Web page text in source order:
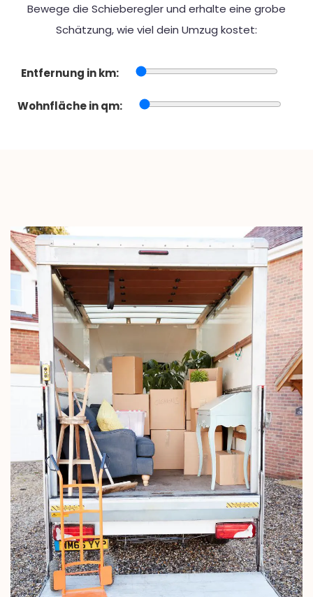
Bewege die Schieberegler und erhalte eine grobe
Schätzung, wie viel dein Umzug kostet:
Entfernung in km:
Wohnfläche in qm: